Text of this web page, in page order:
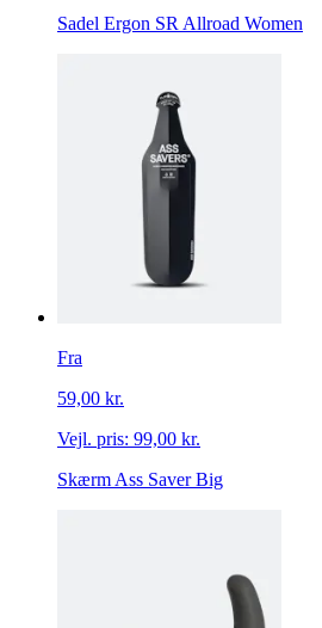
Sadel Ergon SR Allroad Women
Fra
59,00 kr.
Vejl. pris: 99,00 kr.
Skærm Ass Saver Big